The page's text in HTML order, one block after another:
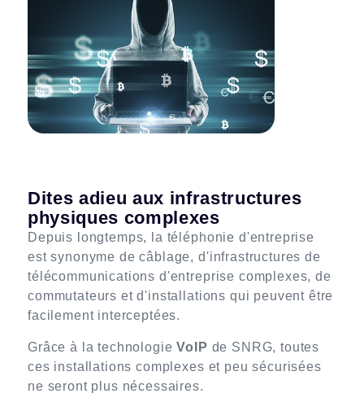
Dites adieu aux infrastructures
physiques complexes
Depuis longtemps, la téléphonie d'entreprise
est synonyme de câblage, d'infrastructures de
télécommunications d'entreprise complexes, de
commutateurs et d'installations qui peuvent être
facilement interceptées.
Grâce à la technologieVoIP de SNRG, toutes
ces installations complexes et peu sécurisées
ne seront plus nécessaires.